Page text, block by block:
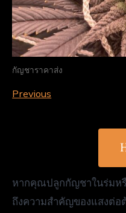
กัญชาราคาส่ง
Previous
หากคุณปลูกกัญชาในร่มห
ถึงความสำคัญของแสงต่